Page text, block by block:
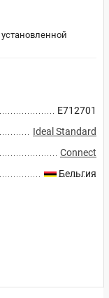
E712701
Ideal Standard
Connect
Бельгия